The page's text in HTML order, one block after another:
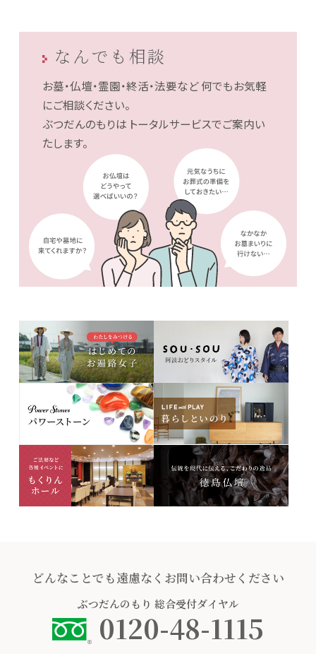
なんでも相談
お墓・仏壇・霊園・終活・法要など何でもお気軽
にご相談ください。
ぶつだんのもりは トータルサービスでご案内い
たします。
どんなことでも遠慮なくお問い合わせください
ぶつだんのもり 総合受付ダイヤル
0120-48-1115